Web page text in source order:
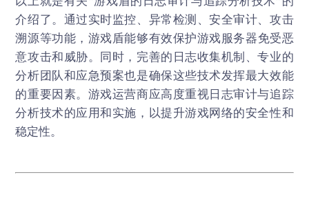
介绍了。通过实时监控、异常检测、安全审计、攻击
溯源等功能， 游戏盾能够有效保护游戏服务器免受恶
意攻击和威胁。同时，完善的日志收集机制、专业的
分析团队和应急预案也是确保这些技术发挥最大效能
的重要因素。游戏运营商应高度重视日志审计与追踪
分析技术的应用和实施，以提升游戏网络的安全性和
稳定性。